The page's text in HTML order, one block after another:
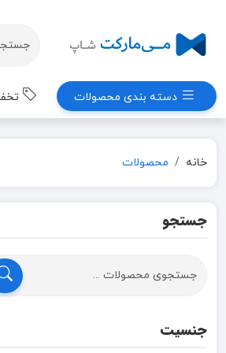
دسته بندی محصولات
خانه محصولات
جستجو
جنسیت